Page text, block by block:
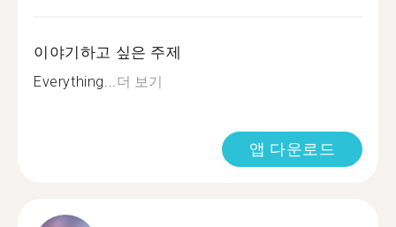
이야기하고 싶은 주제
Everything...더 보기
앱 다운로드